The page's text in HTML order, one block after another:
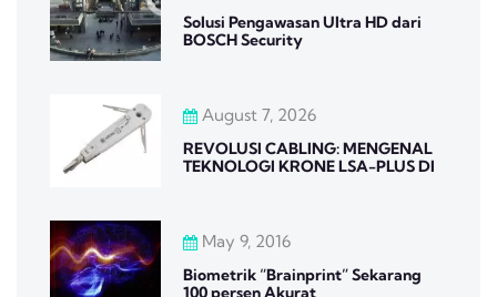
Solusi Pengawasan Ultra HD dari
BOSCH Security
August 7, 2026
REVOLUSI CABLING: MENGENAL
TEKNOLOGI KRONE LSA-PLUS DI
May 9, 2016
Biometrik “Brainprint” Sekarang
100 persen Akurat